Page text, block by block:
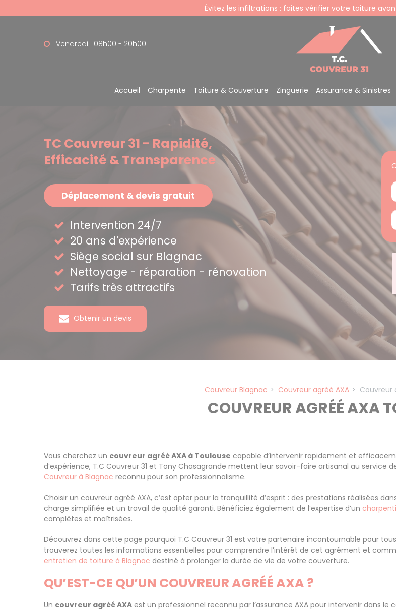
Évitez les infiltrations : faites vérifier votre toiture
Vendredi : 08h00 - 20h00
Accueil Charpente Toiture & Couverture Zinguerie Assurance & Sinistres
TC Couvreur 31 - Rapidité,
Efficacité & Transparence
Déplacement & devis gratuit
Intervention 24/7
20 ans d'expérience
Siège social sur Blagnac
Nettoyage - réparation - rénovation
Tarifs très attractifs
Obtenir un devis
Couvreur Blagnac Couvreur agréé AXA Couvreur
COUVREUR AGRÉÉ AXA
Vous cherchez un couvreur agréé AXA à Toulouse capable d’intervenir rapidement et
d’expérience, T.C Couvreur 31 et Tony Chasagrande mettent leur savoir-faire artisanal au service
Couvreur à Blagnac reconnu pour son professionnalisme.
Choisir un couvreur agréé AXA, c’est opter pour la tranquillité d’esprit : des prestations réalisées
charge simplifiée et un travail de qualité garanti. Bénéficiez également de l’expertise d’un
complètes et maîtrisées.
Découvrez dans cette page pourquoi T.C Couvreur 31 est votre partenaire incontournable pour
trouverez toutes les informations essentielles pour comprendre l’intérêt de cet agrément et
entretien de toiture à Blagnac destiné à prolonger la durée de vie de votre couverture.
QU’EST-CE QU’UN COUVREUR AGRÉÉ AXA ?
Un couvreur agréé AXA est un professionnel reconnu par l’assurance AXA pour intervenir dans